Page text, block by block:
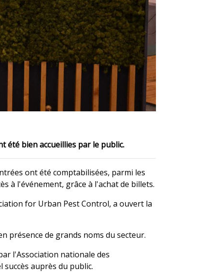
été bien accueillies par le public.
ont été comptabilisées, parmi les
à l'événement, grâce à l'achat de billets.
for Urban Pest Control, a ouvert la
présence de grands noms du secteur.
l'Association nationale des
auprès du public.